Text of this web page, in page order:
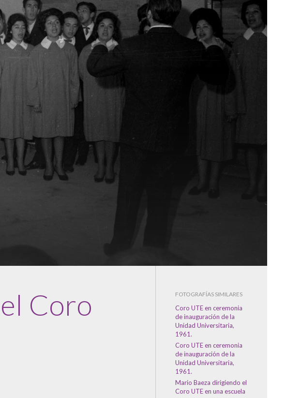
FOTOGRAFÍAS SIMILARES
Coro UTE en ceremonia
de inauguración de la
Unidad Universitaria,
1961.
Coro UTE en ceremonia
de inauguración de la
Unidad Universitaria,
1961.
Mario Baeza dirigiendo el
Coro UTE en una escuela
Coro